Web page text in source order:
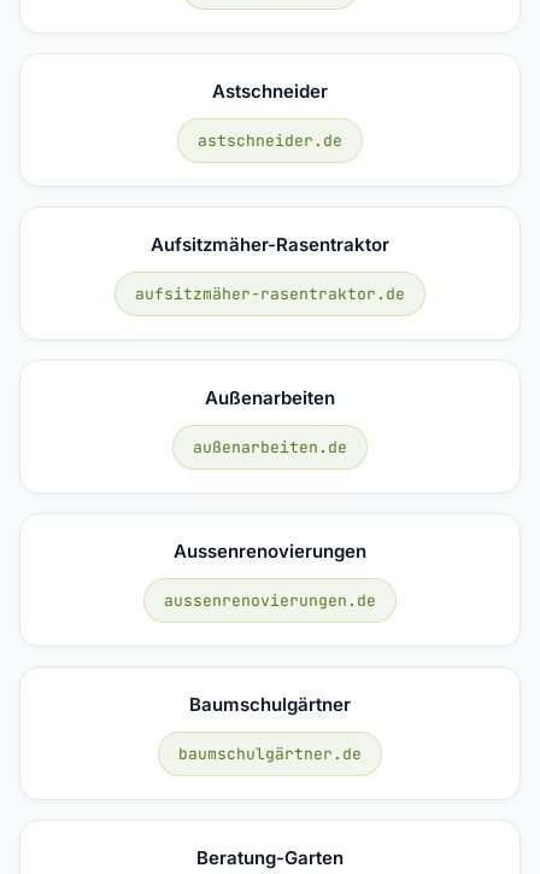
Astschneider
astschneider.de
Aufsitzmäher-Rasentraktor
aufsitzmäher-rasentraktor.de
Außenarbeiten
außenarbeiten.de
Aussenrenovierungen
aussenrenovierungen.de
Baumschulgärtner
baumschulgärtner.de
Beratung-Garten